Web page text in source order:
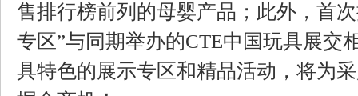
售排行榜前列的母婴产品；此外，首
专区”与同期举办的CTE中国玩具展
具特色的展示专区和精品活动，将为